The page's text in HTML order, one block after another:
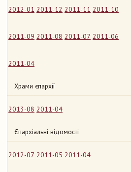
2012-01 2011-12 2011-11 2011-10
2011-09 2011-08 2011-07 2011-06
2011-04
Храми єпархії
2013-08 2011-04
Єпархіальні відомості
2012-07 2011-05 2011-04